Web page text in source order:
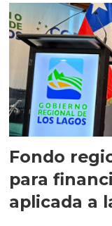
Fondo
para
aplicada a